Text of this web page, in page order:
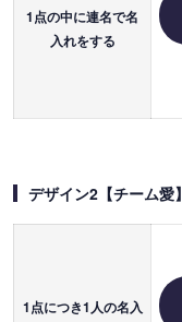
1点の中に連名で名
入れをする
デザイン2【チーム愛】
1点につき1人の名入